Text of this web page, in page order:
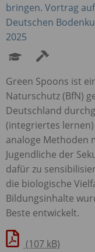
bringen. Vortrag
Deutschen
2025
Green Spoons ist
Naturschutz (BfN)
Deutschland
(integriertes
analoge Methoden
Jugendliche der
dafür zu
die biologische
Bildungsinhalte
Beste entwickelt.
(107 kB)